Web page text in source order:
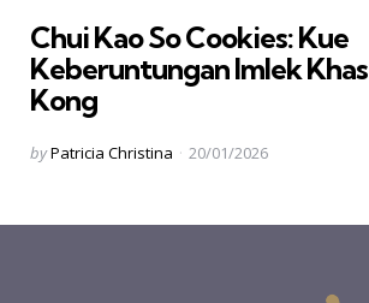
Chui Kao So Cookies: Kue
Keberuntungan Imlek
Kong
Posted
byPatricia Christina 20/01/2026